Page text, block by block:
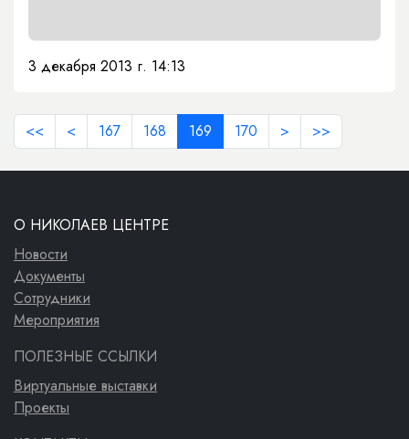
3 декабря 2013 г. 14:13
<< < 167 168 169 170 > >>
О НИКОЛАЕВ ЦЕНТРЕ
Новости
Документы
Сотрудники
Мероприятия
ПОЛЕЗНЫЕ ССЫЛКИ
Виртуальные выставки
Проекты